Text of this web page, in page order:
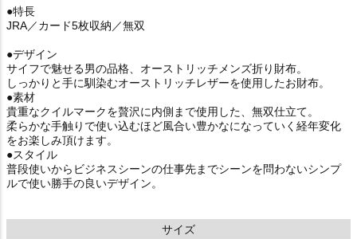
●特長
JRA／カード5枚収納／無双
●デザイン
サイフで魅せる男の品格、オーストリッチメンズ折り財布。
しっかりと手に馴染むオーストリッチレザーを使用したお財布。
●素材
貴重なクイルマークを贅沢に内側まで使用した、無双仕立て。
柔らかな手触りで使い込むほど風合い豊かなになっていく経年変化
をお楽しみ頂けます。
●スタイル
普段使いからビジネスシーンの仕事先までシーンを問わないシンプ
ルで使い勝手の良いデザイン。
サイズ